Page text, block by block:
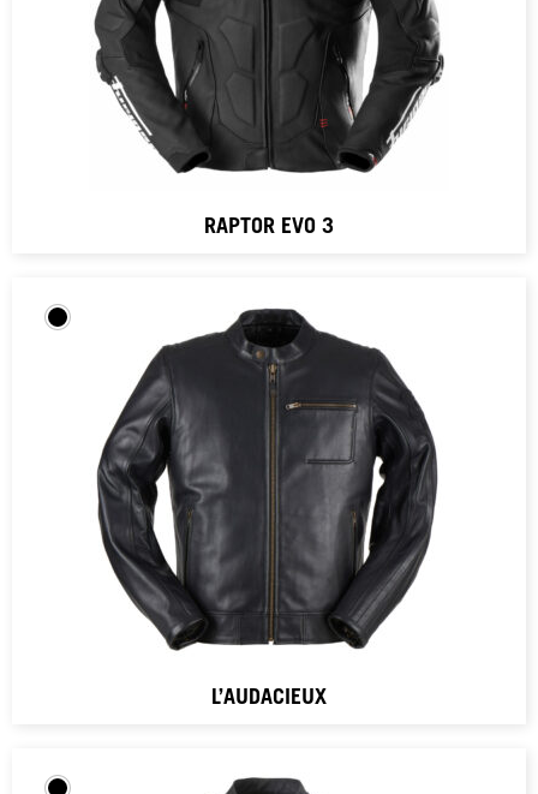
RAPTOR EVO 3
L’AUDACIEUX